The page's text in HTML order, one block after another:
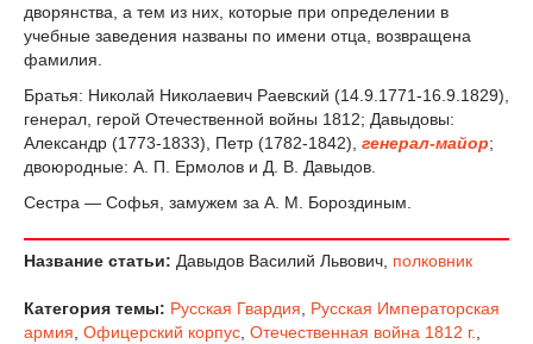
дворянства, а тем из них, которые при определении в
учебные заведения названы по имени отца, возвращена
фамилия.
Братья: Николай Николаевич Раевский (14.9.1771-16.9.1829),
генерал, герой Отечественной войны 1812; Давыдовы:
Александр (1773-1833), Петр (1782-1842), генерал-майор;
двоюродные: А. П. Ермолов и Д. В. Давыдов.
Сестра — Софья, замужем за А. М. Бороздиным.
Название статьи: Давыдов Василий Львович, полковник
Категория темы: Русская Гвардия
Русская Императорская
армия Офицерский корпус Отечественная война 1812 г.